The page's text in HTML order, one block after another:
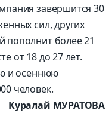
завершится 30
сил, других
пополнит более 21
от 18 до 27 лет.
и осеннюю
человек.
Куралай МУРАТОВА